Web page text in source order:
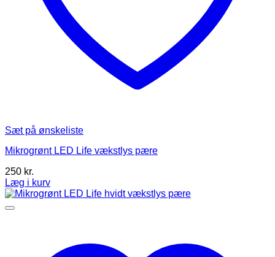
Sæt på ønskeliste
Mikrogrønt LED Life vækstlys pære
250 kr.
Læg i kurv